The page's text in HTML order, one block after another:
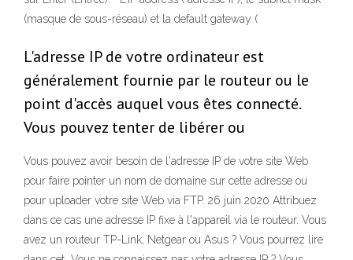
(masque de sous-réseau) et la default gateway (
L'adresse IP de votre ordinateur est
généralement fournie par le routeur ou le
point d'accès auquel vous êtes connecté.
Vous pouvez tenter de libérer ou
Vous pouvez avoir besoin de l'adresse IP de votre site Web
pour faire pointer un nom de domaine sur cette adresse ou
pour uploader votre site Web via FTP. 26 juin 2020 Attribuez
dans ce cas une adresse IP fixe à l'appareil via le routeur. Vous
avez un routeur TP-Link, Netgear ou Asus ? Vous pourrez lire